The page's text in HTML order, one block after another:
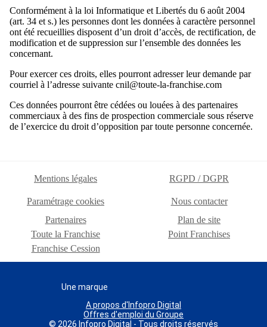
Conformément à la loi Informatique et Libertés du 6 août 2004
(art. 34 et s.) les personnes dont les données à caractère personnel
ont été recueillies disposent d’un droit d’accès, de rectification, de
modification et de suppression sur l’ensemble des données les
concernant.
Pour exercer ces droits, elles pourront adresser leur demande par
courriel à l’adresse suivante cnil@toute-la-franchise.com
Ces données pourront être cédées ou louées à des partenaires
commerciaux à des fins de prospection commerciale sous réserve
de l’exercice du droit d’opposition par toute personne concernée.
Mentions légales RGPD / DGPR
Paramétrage cookies
Nous contacter
Partenaires
Plan de site
Toute la Franchise
Point Franchises
Franchise Cession
Une marque
A propos d'Infopro Digital
Offres d'emploi du Groupe
© 2026 Infopro Digital - Tous droits réservés